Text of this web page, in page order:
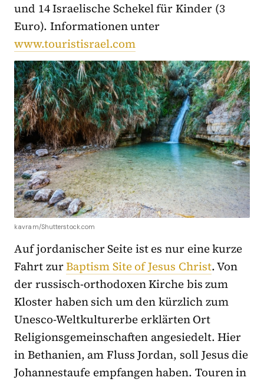
und 14 Israelische Schekel für Kinder (3
Euro). Informationen unter
www.touristisrael.com
kavram/Shutterstock.com
Auf jordanischer Seite ist es nur eine kurze
Fahrt zurBaptism Site of Jesus Christ. Von
der russisch-orthodoxen Kirche bis zum
Kloster haben sich um den kürzlich zum
Unesco-Weltkulturerbe erklärten Ort
Religionsgemeinschaften angesiedelt. Hier
in Bethanien, am Fluss Jordan, soll Jesus die
Johannestaufe empfangen haben. Touren in